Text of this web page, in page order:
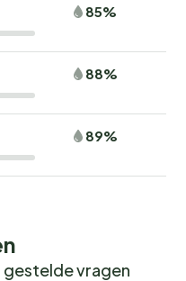
85%
88%
89%
vragen